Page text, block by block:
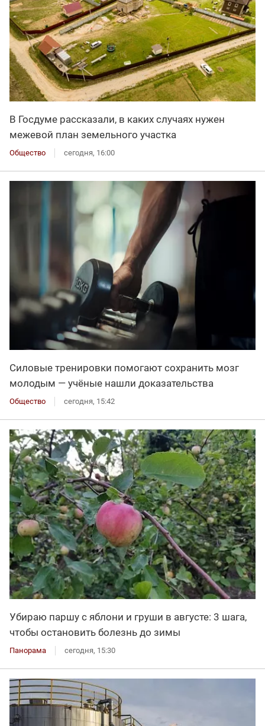
В Госдуме рассказали, в каких случаях нужен
межевой план земельного участка
Общество сегодня, 16:00
Силовые тренировки помогают сохранить мозг
молодым — учёные нашли доказательства
Общество сегодня, 15:42
Убираю паршу с яблони и груши в августе: 3 шага,
чтобы остановить болезнь до зимы
Панорама сегодня, 15:30